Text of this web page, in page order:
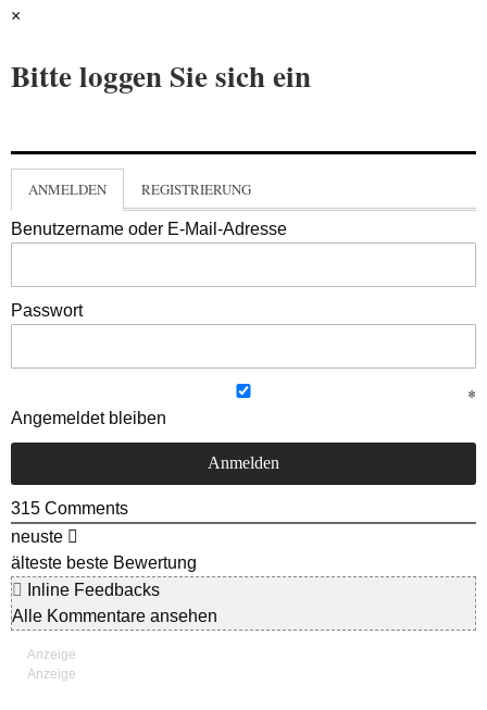
×
Bitte loggen Sie sich ein
ANMELDEN REGISTRIERUNG
Benutzername oder E-Mail-Adresse
Passwort
Angemeldet bleiben
315 Comments
neuste
älteste beste Bewertung
Inline Feedbacks
Alle Kommentare ansehen